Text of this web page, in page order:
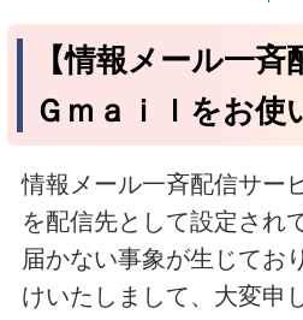
【情報メール一斉
Ｇｍａｉｌをお使
情報メール一斉配信サー
を配信先として設定され
届かない事象が生じてお
けいたしまして、大変申